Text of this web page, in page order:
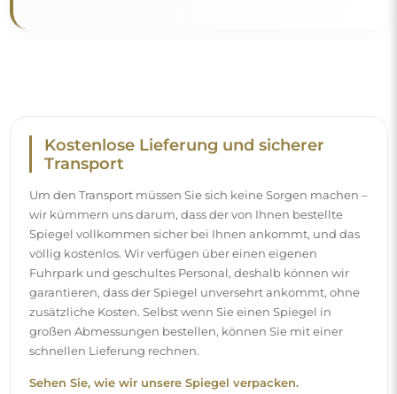
Kostenlose Lieferung und sicherer
Transport
Um den Transport müssen Sie sich keine Sorgen machen –
wir kümmern uns darum, dass der von Ihnen bestellte
Spiegel vollkommen sicher bei Ihnen ankommt, und das
völlig kostenlos. Wir verfügen über einen eigenen
Fuhrpark und geschultes Personal, deshalb können wir
garantieren, dass der Spiegel unversehrt ankommt, ohne
zusätzliche Kosten. Selbst wenn Sie einen Spiegel in
großen Abmessungen bestellen, können Sie mit einer
schnellen Lieferung rechnen.
Sehen Sie, wie wir unsere Spiegel verpacken.